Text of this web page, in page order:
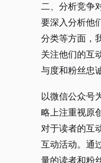
二、分析竞争
要深入分析他
分类等方面，
关注他们的互
与度和粉丝忠
以微信公众号
略上注重视原
对于读者的互
互动活动。通
量的读者和粉